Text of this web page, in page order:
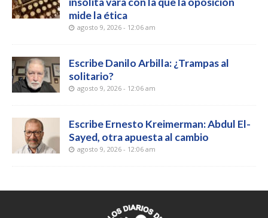
mide la ética
agosto 9, 2026 - 12:06 am
Escribe Danilo Arbilla: ¿Trampas al
solitario?
agosto 9, 2026 - 12:06 am
Escribe Ernesto Kreimerman: Abdul El-
Sayed, otra apuesta al cambio
agosto 9, 2026 - 12:06 am